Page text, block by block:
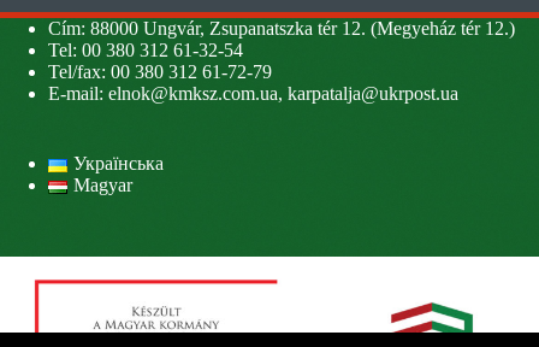
Cím: 88000 Ungvár, Zsupanatszka tér 12. (Megyeház tér 12.)
Tel: 00 380 312 61-32-54
Tel/fax: 00 380 312 61-72-79
E-mail: elnok@kmksz.com.ua, karpatalja@ukrpost.ua
Українська
Magyar